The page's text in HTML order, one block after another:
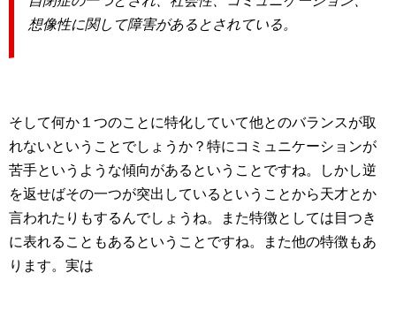
想像性に関して障害があるとされている。
そして何か１つのことに特化していて他とのバランスが取
れないということでしょうか？特にコミュニケーションが
苦手というような傾向があるということですね。しかし逆
を返せばその一つが突出しているということから天才とか
言われたりもするんでしょうね。また特徴としては目つき
に表れることもあるということですね。また他の特徴もあ
ります。実は